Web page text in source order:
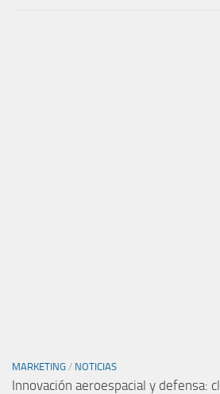
MARKETING / NOTICIAS
Innovación aeroespacial y defensa: